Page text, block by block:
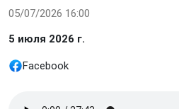
05/07/2026 16:00
5 июля 2026 г.
Facebook